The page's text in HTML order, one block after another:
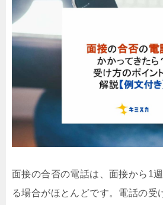
面接の合否の電話は、面接から1
る場合がほとんどです。電話の受